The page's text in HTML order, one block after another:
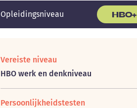
Opleidingsniveau HBO+
Vereiste niveau
HBO werk en denkniveau
Persoonlijkheidstesten